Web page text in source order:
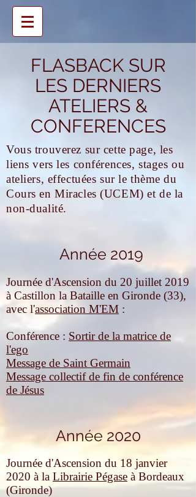
FLASBACK SUR
LES DERNIERS
ATELIERS &
CONFERENCES
Vous trouverez sur cette page, les
liens vers les conférences, stages ou
ateliers, effectuées sur le thème du
Cours en Miracles (UCEM) et de la
non-dualité.
Année 2019
Journée d'Ascension du 20 juillet 2019
à Castillon la Bataille en Gironde (33),
avec l'association M'EM :
Conférence : Sortir de la matrice de
l'ego
Message de Saint Germain
Message collectif de fin de conférence
de Jésus
Année 2020
Journée d'Ascension du 18 janvier
2020 à la Librairie Pégase à Bordeaux
(Gironde)